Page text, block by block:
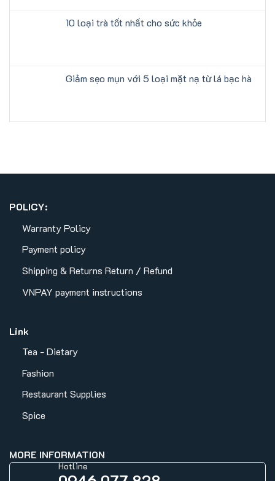
10 loại trà tốt nhất cho sức khỏe
Giảm sẹo mụn với 5 loại mặt nạ từ lá bạc hà
POLICY:
Warranty Policy
Payment policy
Shipping & Returns Return / Refund
VNPAY payment instructions
Link
Tea - Dietary
Fashion
Restaurant Supplies
Spice
MORE INFORMATION
Hotline